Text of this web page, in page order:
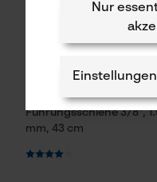
KOX Tri-Star
Führungsschiene 3/8",
mm, 43 cm
Nur
Einstellungen